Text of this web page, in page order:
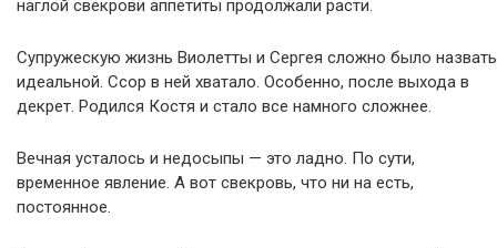
наглой свекрови аппетиты продолжали расти.
Супружескую жизнь Виолетты и Сергея сложно было назвать
идеальной. Ссор в ней хватало. Особенно, после выхода в
декрет. Родился Костя и стало все намного сложнее.
Вечная усталось и недосыпы — это ладно. По сути,
временное явление. А вот свекровь, что ни на есть,
постоянное.